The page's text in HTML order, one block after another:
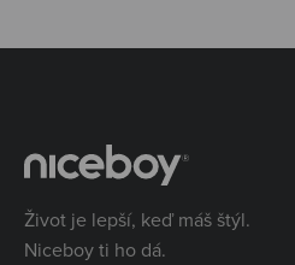
Život je lepší, keď máš štýl.
Niceboy ti ho dá.